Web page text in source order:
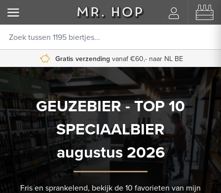
Gratis verzending vanaf €60,- naar NL BE
GEUZEBIER - TOP 10
SPECIAALBIER
augustus 2026
Fris en sprankelend, bekijk de 10 favorieten van mijn